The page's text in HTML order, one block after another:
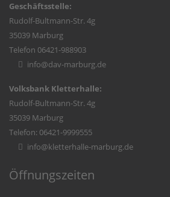
Geschäftsstelle:
Rudolf-Bultmann-Str. 4g
35039 Marburg
Telefon 06421-988903
info@dav-marburg.de
Volksbank Kletterhalle:
Rudolf-Bultmann-Str. 4g
35039 Marburg
Telefon: 06421-9999555
info@kletterhalle-marburg.de
Öffnungszeiten